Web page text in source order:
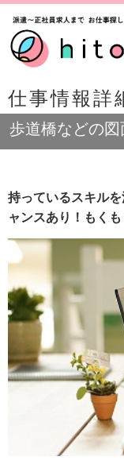
仕事情報詳
歩道橋などの
持っているスキル
ャンスあり！もく